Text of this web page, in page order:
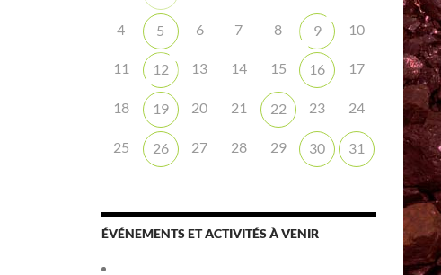
iCalendar Office 365
4 5 6 7 8 9 10
11 12 13 14 15 16 17
18 19 20 21 22 23 24
25 26 27 28 29 30 31
ÉVÉNEMENTS ET ACTIVITÉS À VENIR